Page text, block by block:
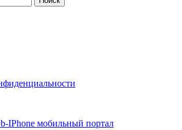
IPhone мобильный портал